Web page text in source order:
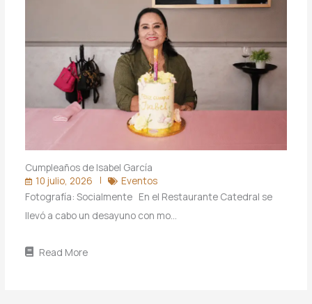
Cumpleaños de Isabel García
10 julio, 2026
Eventos
Fotografía: Socialmente En el Restaurante Catedral se
llevó a cabo un desayuno con mo…
Read More